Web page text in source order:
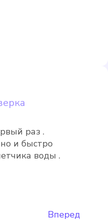
Вперед
раз .
и быстро
воды .